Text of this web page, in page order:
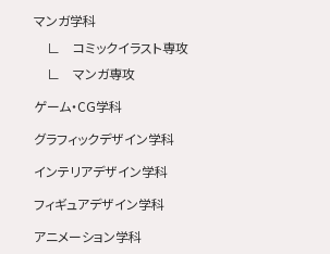
マンガ学科
コミックイラスト専攻
マンガ専攻
ゲーム・CG学科
グラフィックデザイン学科
インテリアデザイン学科
フィギュアデザイン学科
アニメーション学科